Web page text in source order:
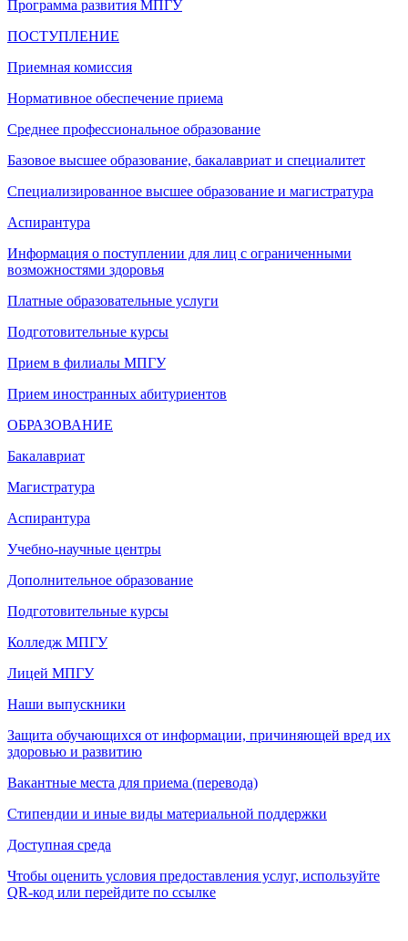
Программа развития МПГУ
ПОСТУПЛЕНИЕ
Приемная комиссия
Нормативное обеспечение приема
Среднее профессиональное образование
Базовое высшее образование, бакалавриат и специалитет
Специализированное высшее образование и магистратура
Аспирантура
Информация о поступлении для лиц с ограниченными
возможностями здоровья
Платные образовательные услуги
Подготовительные курсы
Прием в филиалы МПГУ
Прием иностранных абитуриентов
ОБРАЗОВАНИЕ
Бакалавриат
Магистратура
Аспирантура
Учебно-научные центры
Дополнительное образование
Подготовительные курсы
Колледж МПГУ
Лицей МПГУ
Наши выпускники
Защита обучающихся от информации, причиняющей вред их
здоровью и развитию
Вакантные места для приема (перевода)
Стипендии и иные виды материальной поддержки
Доступная среда
Чтобы оценить условия предоставления услуг, используйте
QR-код или перейдите по ссылке